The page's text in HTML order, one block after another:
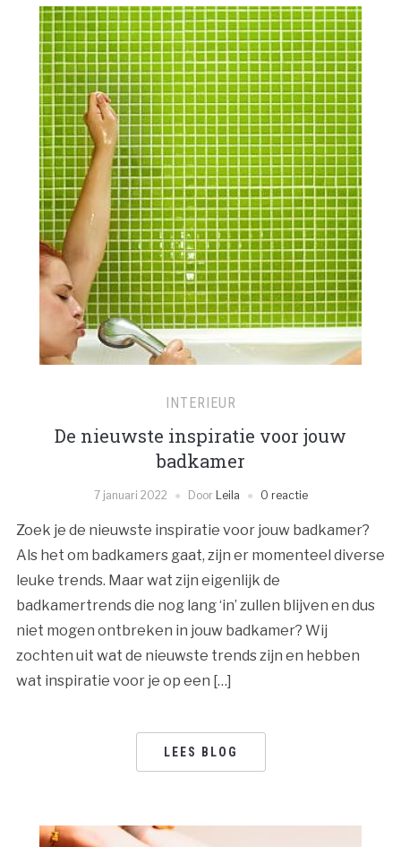
INTERIEUR
De nieuwste inspiratie voor jouw
badkamer
7 januari 2022 Door Leila 0 reactie
Zoek je de nieuwste inspiratie voor jouw badkamer?
Als het om badkamers gaat, zijn er momenteel diverse
leuke trends. Maar wat zijn eigenlijk de
badkamertrends die nog lang ‘in’ zullen blijven en dus
niet mogen ontbreken in jouw badkamer? Wij
zochten uit wat de nieuwste trends zijn en hebben
wat inspiratie voor je op een […]
LEES BLOG